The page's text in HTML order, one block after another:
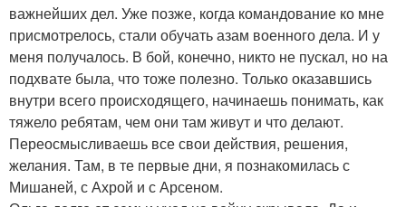
важнейших дел. Уже позже, когда командование ко мне
присмотрелось, стали обучать азам военного дела. И у
меня получалось. В бой, конечно, никто не пускал, но на
подхвате была, что тоже полезно. Только оказавшись
внутри всего происходящего, начинаешь понимать, как
тяжело ребятам, чем они там живут и что делают.
Переосмысливаешь все свои действия, решения,
желания. Там, в те первые дни, я познакомилась с
Мишаней, с Ахрой и с Арсеном.